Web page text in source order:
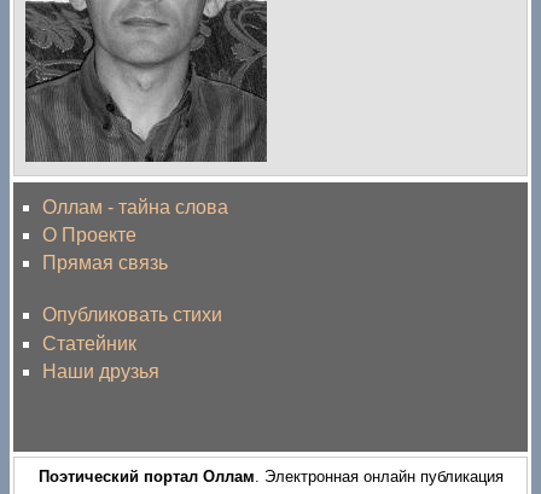
Оллам - тайна слова
О Проекте
Прямая связь
Опубликовать стихи
Статейник
Наши друзья
Поэтический портал Оллам. Электронная онлайн публикация